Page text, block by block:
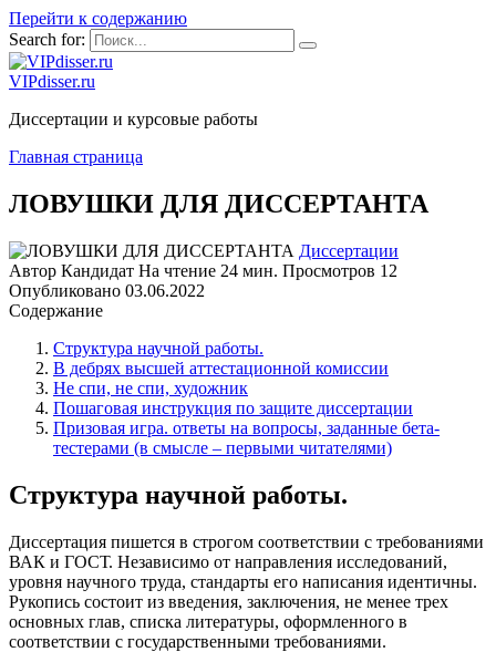
Перейти к содержанию
Search for:
VIPdisser.ru
Диссертации и курсовые работы
Главная страница
ЛОВУШКИ ДЛЯ ДИССЕРТАНТА
Диссертации
Автор Кандидат На чтение 24 мин. Просмотров 12
Опубликовано 03.06.2022
Содержание
Структура научной работы.
В дебрях высшей аттестационной комиссии
Не спи, не спи, художник
Пошаговая инструкция по защите диссертации
Призовая игра. ответы на вопросы, заданные бета-
тестерами (в смысле – первыми читателями)
Структура научной работы.
Диссертация пишется в строгом соответствии с требованиями
ВАК и ГОСТ. Независимо от направления исследований,
уровня научного труда, стандарты его написания идентичны.
Рукопись состоит из введения, заключения, не менее трех
основных глав, списка литературы, оформленного в
соответствии с государственными требованиями.